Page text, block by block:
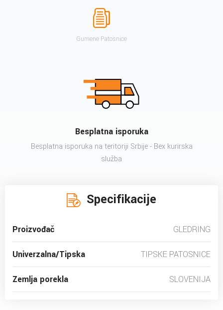
Gumene Patosnice
Besplatna isporuka
Besplatna isporuka na teritoriji Srbije - Bex kurirska
služba
Specifikacije
Proizvođač GLEDRING
Univerzalna/Tipska TIPSKE PATOSNICE
Zemlja porekla SLOVENIJA